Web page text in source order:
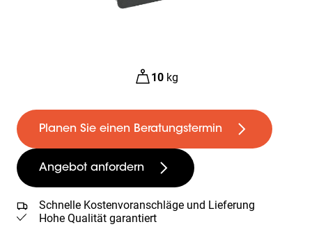
10 kg
Planen Sie einen Beratungstermin
Angebot anfordern
Schnelle Kostenvoranschläge und Lieferung
Hohe Qualität garantiert